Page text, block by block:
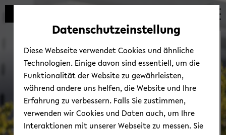
Automatische
vermeiden
zum
wechseln
zum
wechseln
zum
wechseln
Datenschutzeinstellung
Diese Webseite verwendet Cookies und ähnliche
Technologien. Einige davon sind essentiell, um die
Funktionalität der Website zu gewährleisten,
während andere uns helfen, die Website und Ihre
Erfahrung zu verbessern. Falls Sie zustimmen,
verwenden wir Cookies und Daten auch, um Ihre
Interaktionen mit unserer Webseite zu messen. Sie